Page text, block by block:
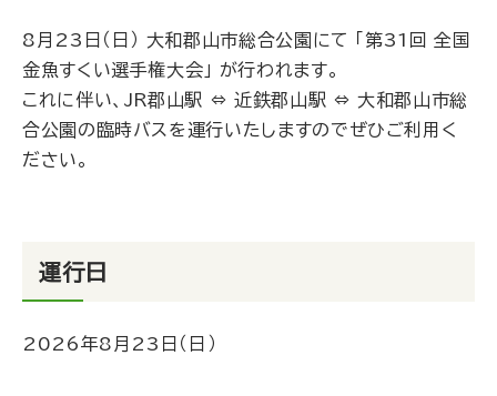
8月23日（日） 大和郡山市総合公園にて 「第31回 全国
金魚すくい選手権大会」 が行われます。
これに伴い、JR郡山駅 ⇔ 近鉄郡山駅 ⇔ 大和郡山市総
合公園の臨時バスを運行いたしますのでぜひご利用く
ださい。
運行日
2026年8月23日（日）